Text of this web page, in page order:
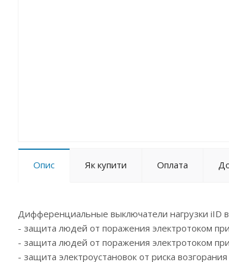
Опис Як купити Оплата
Дифференциальные выключатели нагрузки iID
- защита людей от поражения электротоком
- защита людей от поражения электротоком
- защита электроустановок от риска